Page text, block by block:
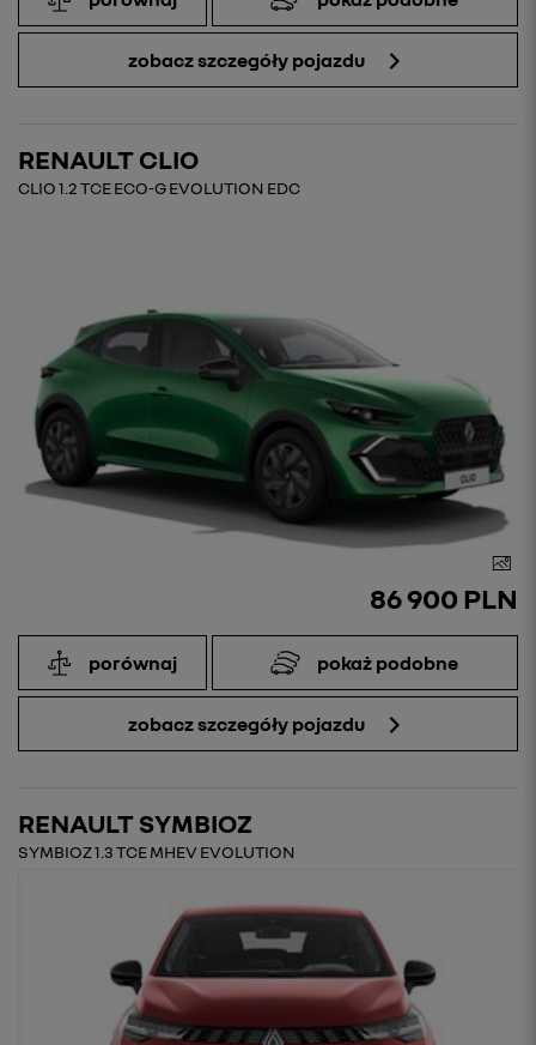
zobacz szczegóły pojazdu
RENAULT CLIO
CLIO 1.2 TCE ECO-G EVOLUTION EDC
86 900 PLN
porównaj pokaż podobne
zobacz szczegóły pojazdu
RENAULT SYMBIOZ
SYMBIOZ 1.3 TCE MHEV EVOLUTION